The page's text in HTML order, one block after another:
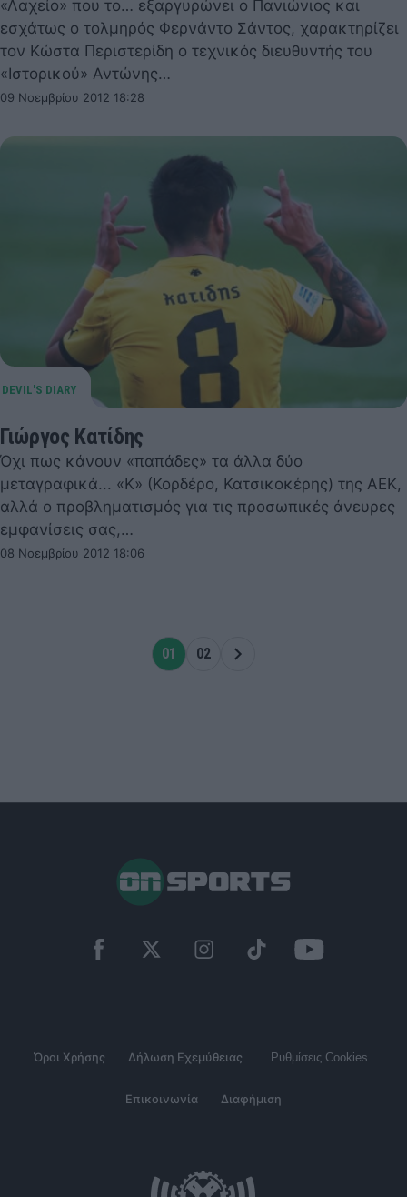
«Λαχείο» που το… εξαργυρώνει ο Πανιώνιος και
εσχάτως ο τολμηρός Φερνάντο Σάντος, χαρακτηρίζει
τον Κώστα Περιστερίδη ο τεχνικός διευθυντής του
«Ιστορικού» Αντώνης…
09 Νοεμβρίου 2012 18:28
Γιώργος Κατίδης
Όχι πως κάνουν «παπάδες» τα άλλα δύο
μεταγραφικά... «Κ» (Κορδέρο, Κατσικοκέρης) της ΑΕΚ,
αλλά ο προβληματισμός για τις προσωπικές άνευρες
εμφανίσεις σας,…
08 Νοεμβρίου 2012 18:06
01 02
Όροι Χρήσης Δήλωση Εχεμύθειας Ρυθμίσεις Cookies
Επικοινωνία Διαφήμιση